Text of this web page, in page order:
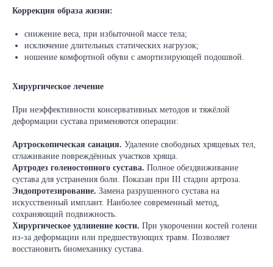
Коррекция образа жизни:
снижение веса, при избыточной массе тела;
исключение длительных статических нагрузок;
ношение комфортной обуви с амортизирующей подошвой.
Хирургическое лечение
При неэффективности консервативных методов и тяжёлой
деформации сустава применяются операции:
Артроскопическая санация. Удаление свободных хрящевых тел,
сглаживание повреждённых участков хряща.
Артродез голеностопного сустава. Полное обездвиживание
сустава для устранения боли. Показан при III стадии артроза.
Эндопротезирование. Замена разрушенного сустава на
искусственный имплант. Наиболее современный метод,
сохраняющий подвижность.
Хирургическое удлинение кости. При укорочении костей голени
из‑за деформации или предшествующих травм. Позволяет
восстановить биомеханику сустава.